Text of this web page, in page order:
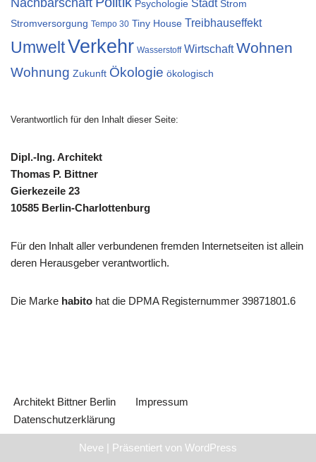
Nachbarschaft Psychologie Stadt Strom
Stromversorgung Tempo 30 Tiny House Treibhauseffekt
UmweltVerkehr Wasserstoff Wirtschaft Wohnen
Wohnung Zukunft Ökologie ökologisch
Verantwortlich für den Inhalt dieser Seite:
Dipl.-Ing. Architekt
Thomas P. Bittner
Gierkezeile 23
10585 Berlin-Charlottenburg
Für den Inhalt aller verbundenen fremden Internetseiten ist allein
deren Herausgeber verantwortlich.
Die Marke habito hat die DPMA Registernummer 39871801.6
Architekt Bittner Berlin
Impressum
Datenschutzerklärung
Neve | Präsentiert von WordPress